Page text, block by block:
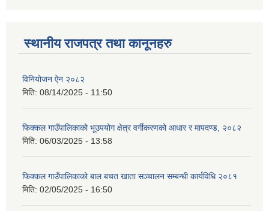
स्थानीय राजपत्र तथा कानूनहरु
विनियोजन ऐन २०८२
मिति: 08/14/2025 - 11:50
फिक्कल गाउँपालिकाको भूउपयोग क्षेत्र वर्गीकरणको आधार र मापदण्ड, २०८२
मिति: 06/03/2025 - 13:58
फिक्कल गाउँपालिकाको बाल बचत खाता सञ्चालन सम्बन्धी कार्यविधि २०८१
मिति: 02/05/2025 - 16:50